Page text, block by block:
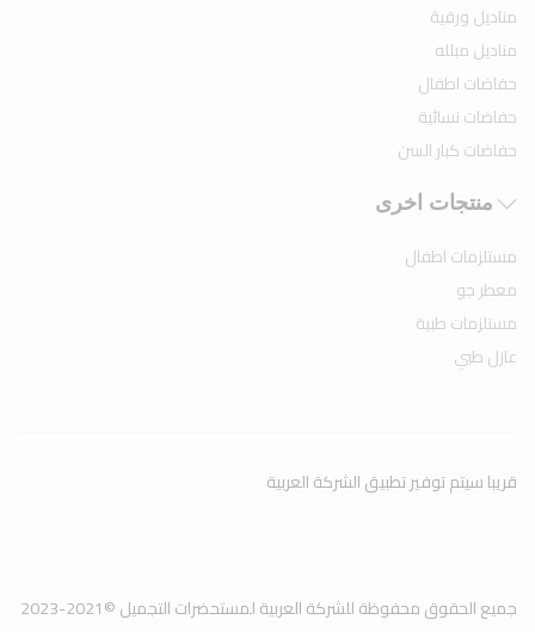
مناديل ورقية
مناديل مبلله
حفاضات اطفال
حفاضات نسائية
حفاضات كبار السن
منتجات اخرى
مستلزمات اطفال
معطر جو
مستلزمات طبية
عازل طبي
جميع الحقوق محفوظة للشركة العربية لمستحضرات التجميل ©2021-2023
قريبا سيتم توفير تطبيق الشركة العربية